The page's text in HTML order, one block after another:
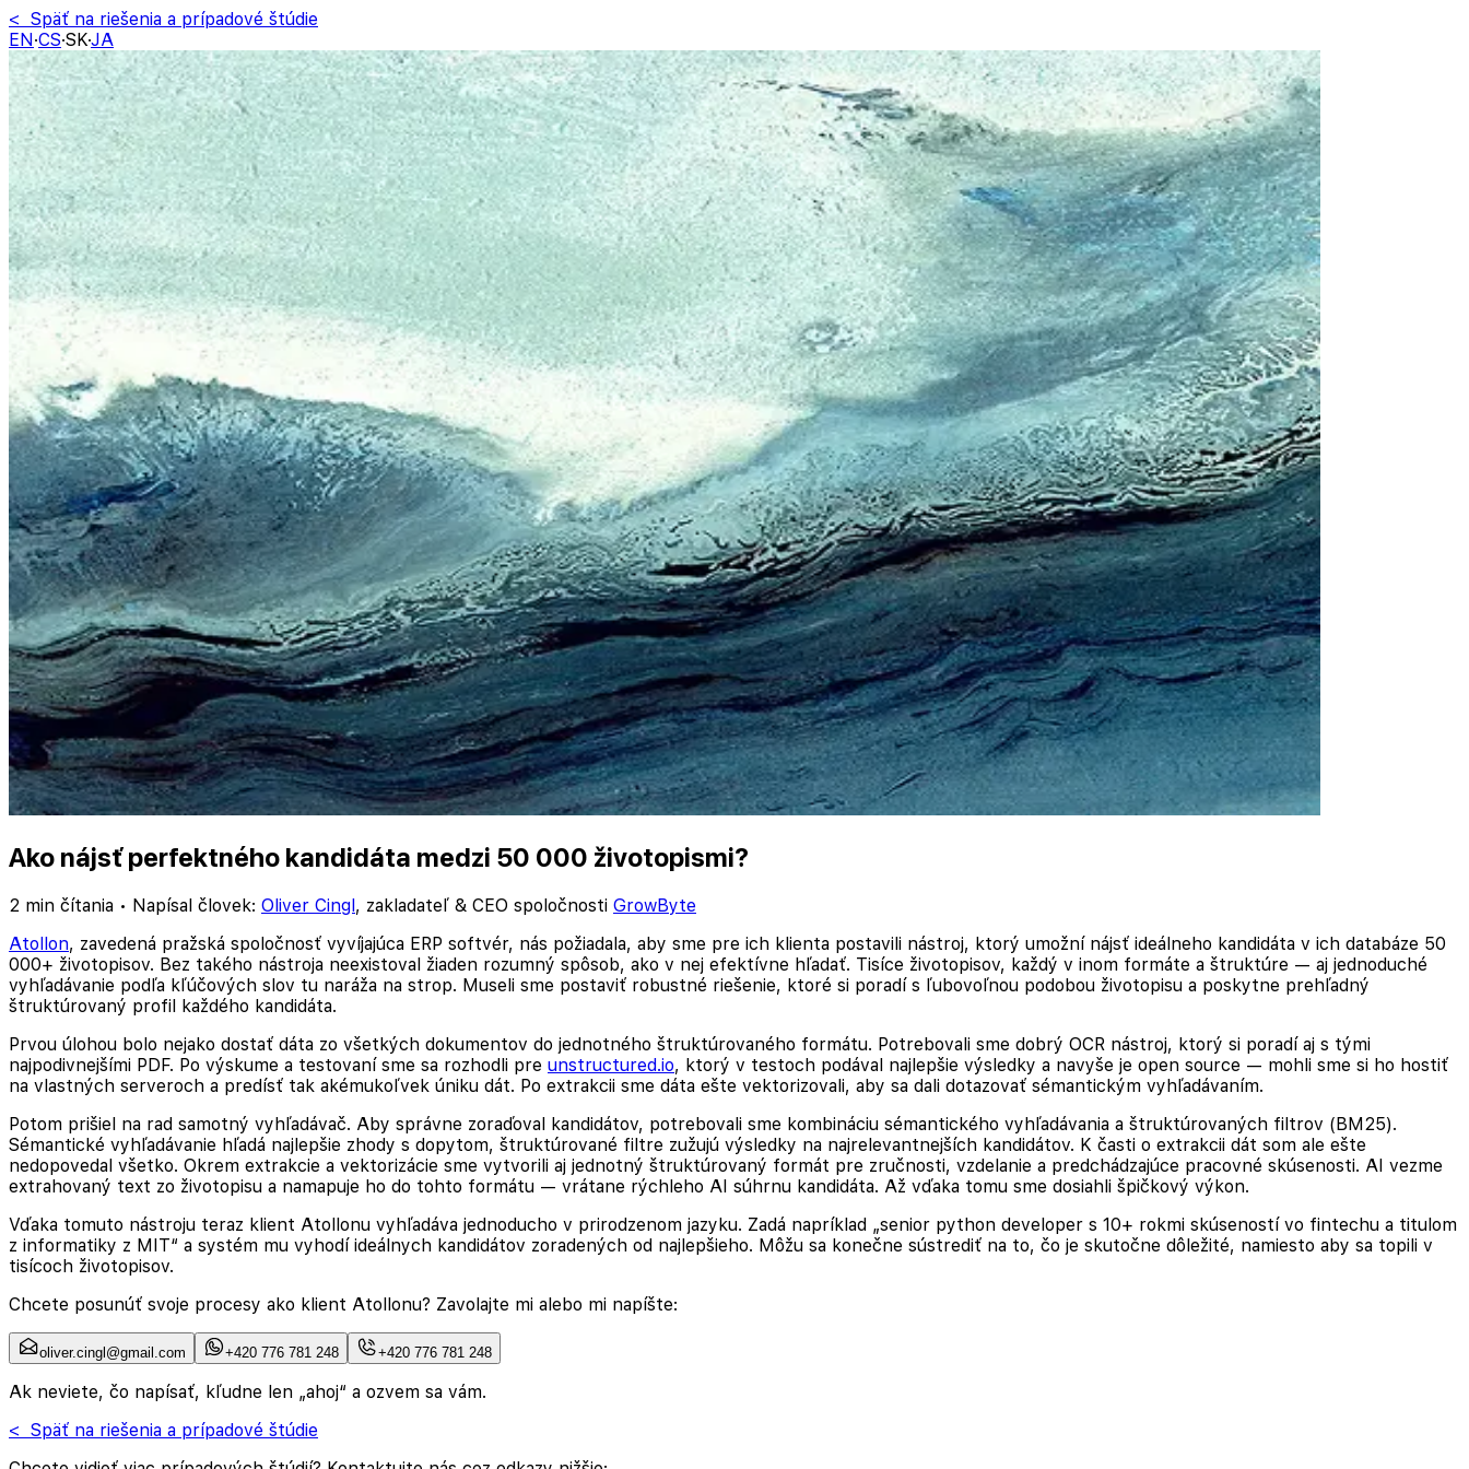
< Späť na riešenia a prípadové štúdie
EN·CS·SK·JA
Ako nájsť perfektného kandidáta medzi 50 000 životopismi?
2 min čítania • Napísal človek: Oliver Cingl, zakladateľ & CEO spoločnosti GrowByte
Atollon, zavedená pražská spoločnosť vyvíjajúca ERP softvér, nás požiadala, aby sme pre ich klienta postavili nástroj, ktorý umožní nájsť ideálneho kandidáta v ich databáze 50
000+ životopisov. Bez takého nástroja neexistoval žiaden rozumný spôsob, ako v nej efektívne hľadať. Tisíce životopisov, každý v inom formáte a štruktúre — aj jednoduché
vyhľadávanie podľa kľúčových slov tu naráža na strop. Museli sme postaviť robustné riešenie, ktoré si poradí s ľubovoľnou podobou životopisu a poskytne prehľadný
štruktúrovaný profil každého kandidáta.
Prvou úlohou bolo nejako dostať dáta zo všetkých dokumentov do jednotného štruktúrovaného formátu. Potrebovali sme dobrý OCR nástroj, ktorý si poradí aj s tými
najpodivnejšími PDF. Po výskume a testovaní sme sa rozhodli pre unstructured.io, ktorý v testoch podával najlepšie výsledky a navyše je open source — mohli sme si ho hostiť
na vlastných serveroch a predísť tak akémukoľvek úniku dát. Po extrakcii sme dáta ešte vektorizovali, aby sa dali dotazovať sémantickým vyhľadávaním.
Potom prišiel na rad samotný vyhľadávač. Aby správne zoraďoval kandidátov, potrebovali sme kombináciu sémantického vyhľadávania a štruktúrovaných filtrov (BM25).
Sémantické vyhľadávanie hľadá najlepšie zhody s dopytom, štruktúrované filtre zužujú výsledky na najrelevantnejších kandidátov. K časti o extrakcii dát som ale ešte
nedopovedal všetko. Okrem extrakcie a vektorizácie sme vytvorili aj jednotný štruktúrovaný formát pre zručnosti, vzdelanie a predchádzajúce pracovné skúsenosti. AI vezme
extrahovaný text zo životopisu a namapuje ho do tohto formátu — vrátane rýchleho AI súhrnu kandidáta. Až vďaka tomu sme dosiahli špičkový výkon.
Vďaka tomuto nástroju teraz klient Atollonu vyhľadáva jednoducho v prirodzenom jazyku. Zadá napríklad „senior python developer s 10+ rokmi skúseností vo fintechu a titulom
z informatiky z MIT“ a systém mu vyhodí ideálnych kandidátov zoradených od najlepšieho. Môžu sa konečne sústrediť na to, čo je skutočne dôležité, namiesto aby sa topili v
tisícoch životopisov.
Chcete posunúť svoje procesy ako klient Atollonu? Zavolajte mi alebo mi napíšte:
oliver.cingl@gmail.com +420 776 781 248 +420 776 781 248
Ak neviete, čo napísať, kľudne len „ahoj“ a ozvem sa vám.
< Späť na riešenia a prípadové štúdie